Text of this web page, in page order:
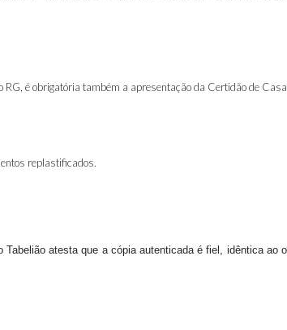
é obrigatória também a apresentação da Certidão de
replastificados.
atesta que a cópia autenticada é fiel, idêntica ao